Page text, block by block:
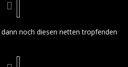
noch diesen netten tropfenden